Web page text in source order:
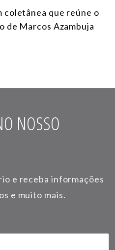
coletânea que reúne o
de Marcos Azambuja
NOSSO
e receba informações
e muito mais.